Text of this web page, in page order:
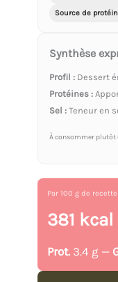
Source de
Synthèse
Profil : Dessert
Protéines :
Sel : Teneur en
À consommer plutôt
Par 100 g de recette
381 kcal
Prot. 3.4 g —